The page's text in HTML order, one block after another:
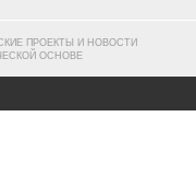
ПРОЕКТЫ И НОВОСТИ
ОСНОВЕ